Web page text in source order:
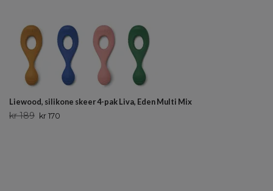
Liewood, silikone skeer 4-pak Liva, Eden Multi Mix
kr 189 kr 170